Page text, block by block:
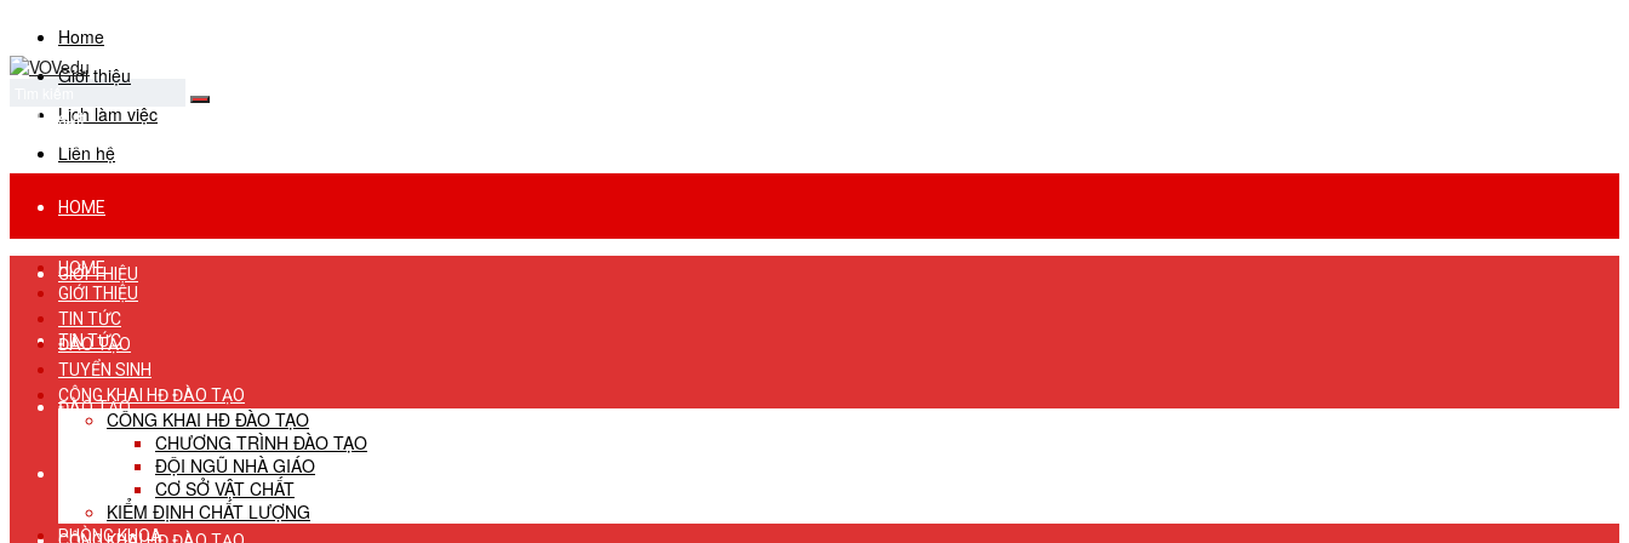
Home
Giới thiệu
Lịch làm việc
Liên hệ
No Result
View All Result
HOME
GIỚI THIỆU
TIN TỨC
ĐÀO TẠO
TUYỂN SINH
HOME
GIỚI THIỆU
TIN TỨC
ĐÀO TẠO
TUYỂN SINH
CÔNG KHAI HĐ ĐÀO TẠO
CÔNG KHAI HĐ ĐÀO TẠO
CHƯƠNG TRÌNH ĐÀO TẠO
ĐỘI NGŨ NHÀ GIÁO
CƠ SỞ VẬT CHẤT
KIỂM ĐỊNH CHẤT LƯỢNG
PHÒNG KHOA